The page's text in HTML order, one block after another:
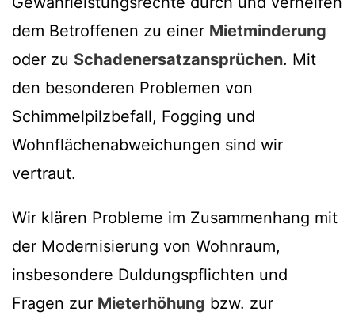
dem Betroffenen zu einer Mietminderung
oder zu Schadenersatzansprüchen. Mit
den besonderen Problemen von
Schimmelpilzbefall, Fogging und
Wohnflächenabweichungen sind wir
vertraut.
Wir klären Probleme im Zusammenhang mit
der Modernisierung von Wohnraum,
insbesondere Duldungspflichten und
Fragen zur Mieterhöhung bzw. zur